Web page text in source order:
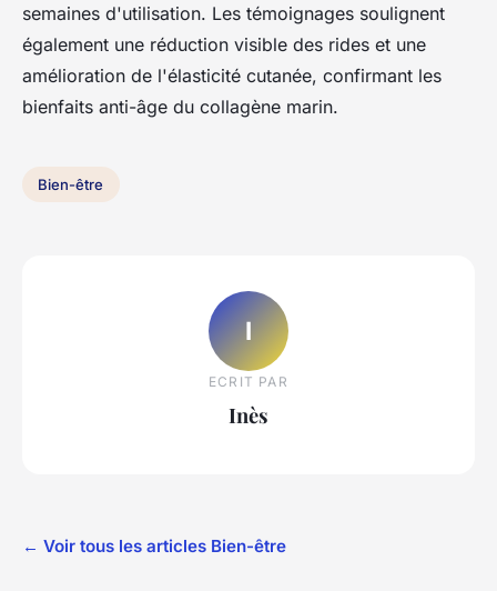
semaines d'utilisation. Les témoignages soulignent
également une réduction visible des rides et une
amélioration de l'élasticité cutanée, confirmant les
bienfaits anti-âge du collagène marin.
Bien-être
I
ECRIT PAR
Inès
← Voir tous les articles Bien-être